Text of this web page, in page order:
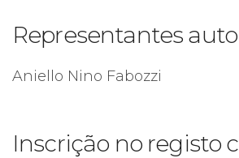
Representantes
Aniello Nino Fabozzi
Inscrição no registo